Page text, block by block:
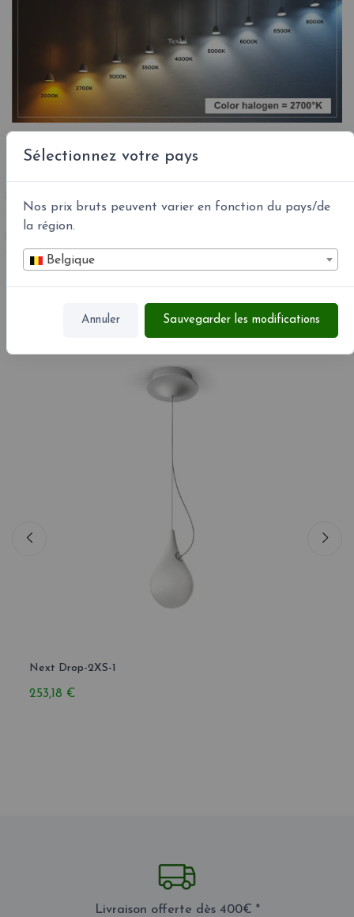
Sélectionnez votre pays
Nos prix bruts peuvent varier en fonction du pays/de
la région.
Belgique
Annuler Sauvegarder les modifications
Articles associés
Next Drop-2XS-1
253,18 €
Livraison offerte dès 400€ *